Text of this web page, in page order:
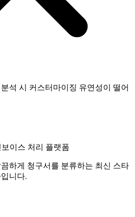
석 시 커스터마이징 유연성이 떨어
이스 처리 플랫폼
하게 청구서를 분류하는 최신 스타
니다.